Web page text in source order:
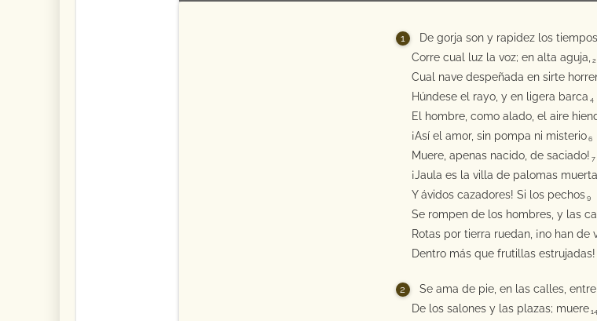
De gorja son y rapidez los
Corre cual luz la voz; en alta aguja, 2
Cual nave despeñada en sirte
Húndese el rayo, y en ligera barca 4
El hombre, como alado, el aire
¡Así el amor, sin pompa ni misterio 6
Muere, apenas nacido, de saciado! 7
¡Jaula es la villa de palomas
Y ávidos cazadores! Si los pechos 9
Se rompen de los hombres, y las
Rotas por tierra ruedan, ¡no han de
Dentro más que frutillas estrujadas!
Se ama de pie, en las calles,
De los salones y las plazas; muere 14